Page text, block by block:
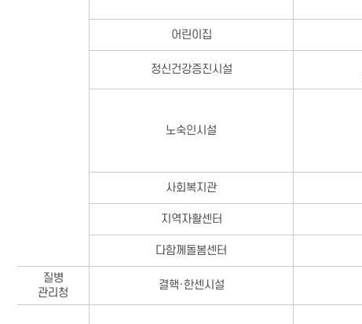
어린이집
정신건강증진시설
노숙인시설
사회복지관
지역자활센터
다함께돌봄센터
질병
관리청
결핵·한센시설